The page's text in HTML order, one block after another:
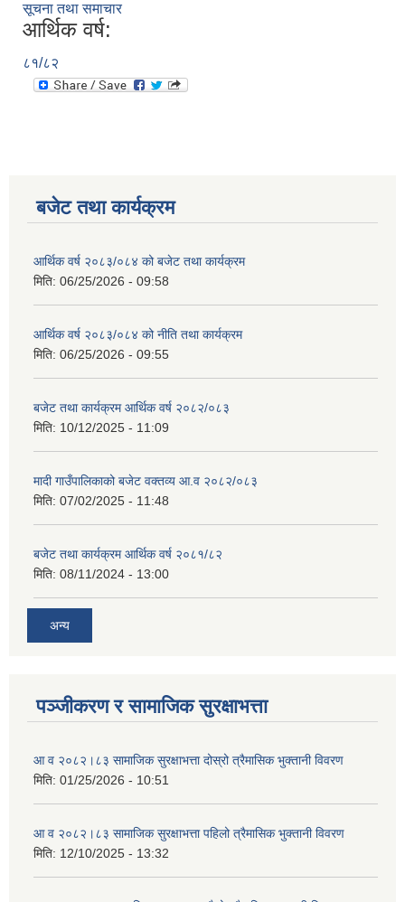
सूचना तथा समाचार
आर्थिक वर्ष:
८१/८२
बजेट तथा कार्यक्रम
आर्थिक वर्ष २०८३/०८४ को बजेट तथा कार्यक्रम
मिति: 06/25/2026 - 09:58
आर्थिक वर्ष २०८३/०८४ को नीति तथा कार्यक्रम
मिति: 06/25/2026 - 09:55
बजेट तथा कार्यक्रम आर्थिक वर्ष २०८२/०८३
मिति: 10/12/2025 - 11:09
मादी गाउँपालिकाको बजेट वक्तव्य आ.व २०८२/०८३
मिति: 07/02/2025 - 11:48
बजेट तथा कार्यक्रम आर्थिक वर्ष २०८१/८२
मिति: 08/11/2024 - 13:00
अन्य
पञ्जीकरण र सामाजिक सुरक्षाभत्ता
आ व २०८२।८३ सामाजिक सुरक्षाभत्ता दोस्रो त्रैमासिक भुक्तानी विवरण
मिति: 01/25/2026 - 10:51
आ व २०८२।८३ सामाजिक सुरक्षाभत्ता पहिलो त्रैमासिक भुक्तानी विवरण
मिति: 12/10/2025 - 13:32